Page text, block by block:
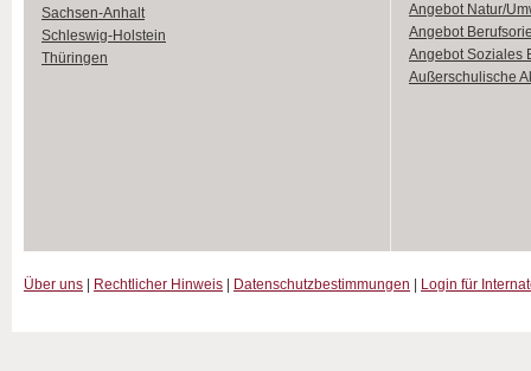
Sachsen-Anhalt
Schleswig-Holstein
Thüringen
Angebot Natur/
Angebot
Angebot Soziales
Außerschulische
Über uns Rechtlicher Hinweis Datenschutzbestimmungen Login für